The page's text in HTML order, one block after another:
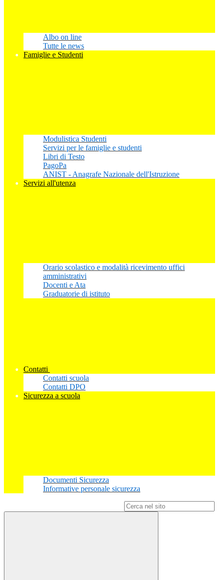
Albo on line
Tutte le news
Famiglie e Studenti
Modulistica Studenti
Servizi per le famiglie e studenti
Libri di Testo
PagoPa
ANIST - Anagrafe Nazionale dell'Istruzione
Servizi all'utenza
Orario scolastico e modalità ricevimento uffici
amministrativi
Docenti e Ata
Graduatorie di istituto
Contatti
Contatti scuola
Contatti DPO
Sicurezza a scuola
Documenti Sicurezza
Informative personale sicurezza